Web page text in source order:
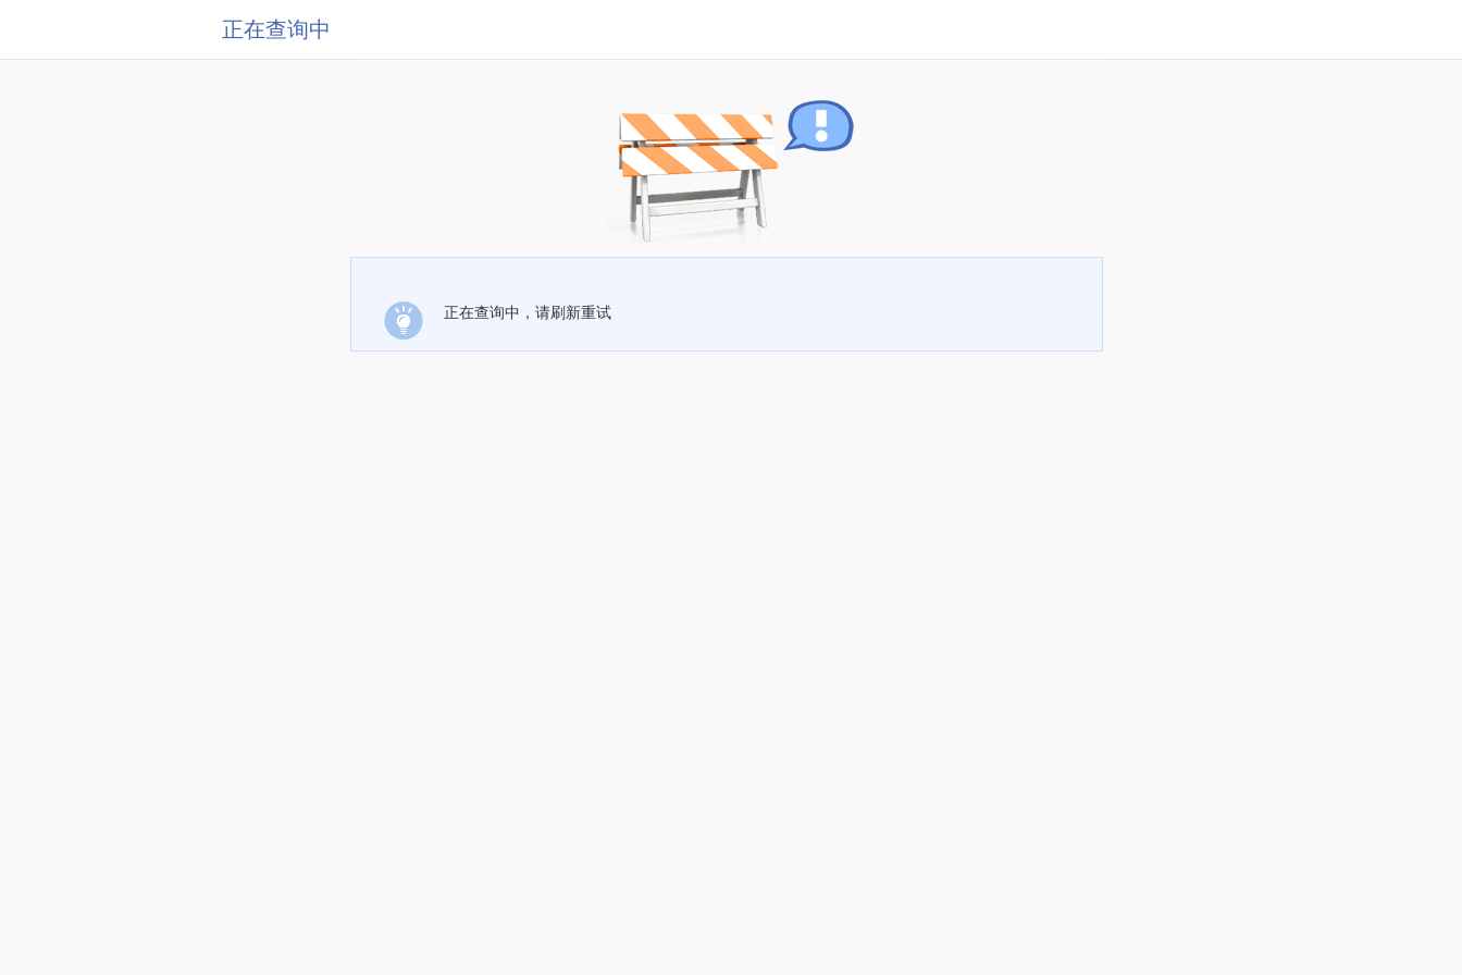
正在查询中
正在查询中，请刷新重试